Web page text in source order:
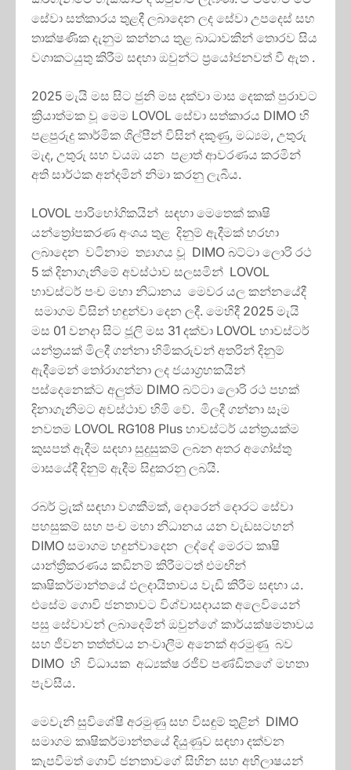
සේවා සත්කාරය තුළදී ලබාදෙන ලද සේවා උපදෙස් සහ
තාක්ෂණික දැනුම කන්නය තුළ බාධාවකින් තොරව සිය
වගාකටයුතු කිරීම සඳහා ඔවුන්ට ප්‍රයෝජනවත් වී ඇත .
2025 මැයි මස සිට ජුනි මස දක්වා මාස දෙකක් පුරාවට
ක්‍රියාත්මක වූ මෙම LOVOL සේවා සත්කාරය DIMO හි
පළපුරුදු කාර්මික ශිල්පීන් විසින් දකුණු, මධ්‍යම, උතුරු
මැද, උතුරු සහ වයඹ යන පළාත් ආවරණය කරමින්
අති සාර්ථක අන්දමින් නිමා කරනු ලැබීය.
LOVOL පාරිභෝගිකයින් සඳහා මෙතෙක් කෘෂි
යන්ත්‍රෝපකරණ අංශය තුළ දිනුම් ඇදීමක් හරහා
ලබාදෙන වටිනාම ත්‍යාගය වූ DIMO බට්ටා ලොරි රථ
5 ක් දිනාගැනීමේ අවස්ථාව සලසමින් LOVOL
හාවස්ටර් පංච මහා නිධානය මෙවර යල කන්නයේදී
සමාගම විසින් හඳුන්වා දෙන ලදී. මෙහිදී 2025 මැයි
මස 01 වනදා සිට ජූලි මස 31 දක්වා LOVOL හාවස්ටර්
යන්ත්‍රයක් මිලදී ගන්නා හිමිකරුවන් අතරින් දිනුම්
ඇදීමෙන් තෝරාගන්නා ලද ජයාග්‍රහකයින්
පස්දෙනෙක්ට අලුත්ම DIMO බට්ටා ලොරි රථ පහක්
දිනාගැනීමට අවස්ථාව හිමි වේ. මිලදී ගන්නා සෑම
නවතම LOVOL RG108 Plus හාවස්ටර් යන්ත්‍රයක්ම
කුසපත් ඇදීම සඳහා සුදුසුකම් ලබන අතර අගෝස්තු
මාසයේදී දිනුම් ඇදීම සිදුකරනු ලබයි.
රබර් ට්‍රැක් සඳහා වගකීමක්, දොරෙන් දොරට සේවා
පහසුකම් සහ පංච මහා නිධානය යන වැඩසටහන්
DIMO සමාගම හඳුන්වාදෙන ලද්දේ මෙරට කෘෂි
යාන්ත්‍රීකරණය කඩිනම් කිරීමටත් එමඟින්
කෘෂිකර්මාන්තයේ ඵලදායිතාවය වැඩි කිරීම සඳහා ය.
එසේම ගොවි ජනතාවට විශ්වාසදායක අලෙවියෙන්
පසු සේවාවන් ලබාදෙමින් ඔවුන්ගේ කාර්යක්ෂමතාවය
සහ ජීවන තත්ත්වය නංවාලීම අනෙක් අරමුණු බව
DIMO හි විධායක අධ්‍යක්ෂ රජීව් පණ්ඩිතගේ මහතා
පැවසීය.
මෙවැනි සුවිශේෂී අරමුණු සහ විසඳුම් තුළින් DIMO
සමාගම කෘෂිකර්මාන්තයේ දියුණුව සඳහා දක්වන
කැපවීමත් ගොවි ජනතාවගේ සිහින සහ අභිලාෂයන්